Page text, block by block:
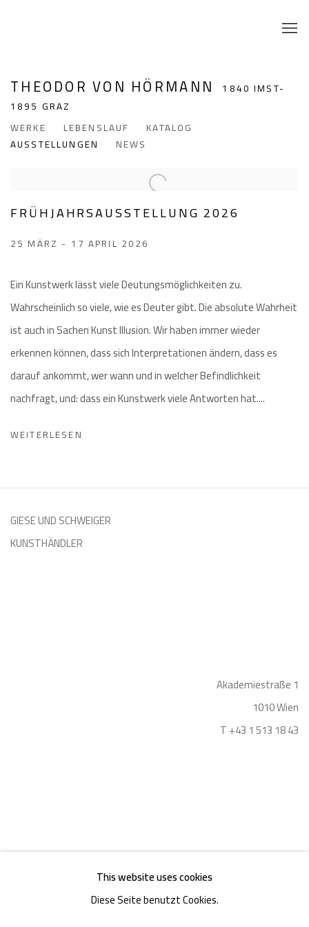
THEODOR VON HÖRMANN
1840 IMST-
1895 GRAZ
WERKE
LEBENSLAUF
KATALOG
AUSSTELLUNGEN
NEWS
FRÜHJAHRSAUSSTELLUNG 2026
25 MÄRZ - 17 APRIL 2026
Ein Kunstwerk lässt viele Deutungsmöglichkeiten zu.
Wahrscheinlich so viele, wie es Deuter gibt. Die absolute Wahrheit
ist auch in Sachen Kunst Illusion. Wir haben immer wieder
erkennen können, dass sich Interpretationen ändern, dass es
darauf ankommt, wer wann und in welcher Befindlichkeit
nachfragt, und: dass ein Kunstwerk viele Antworten hat....
WEITERLESEN
GIESE UND SCHWEIGER
KUNSTHÄNDLER
Akademiestraße 1
1010 Wien
T +43 1 513 18 43
Impressum
This website uses cookies
Diese Seite benutzt Cookies.